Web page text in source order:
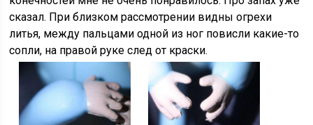
сказал. При близком рассмотрении видны огрехи
литья, между пальцами одной из ног повисли какие-то
сопли, на правой руке след от краски.